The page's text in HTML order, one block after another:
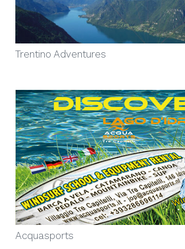
Trentino Adventures
Acquasports